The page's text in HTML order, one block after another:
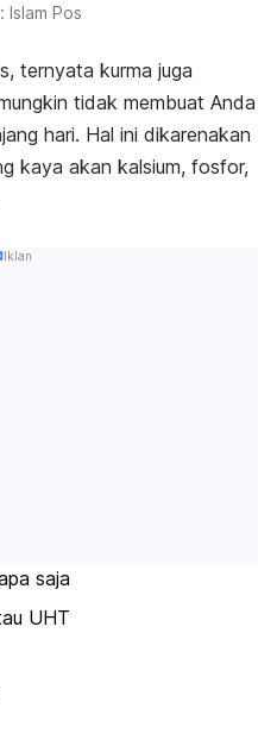
Islam Pos
ternyata kurma juga
tidak membuat Anda
hari. Hal ini dikarenakan
kaya akan kalsium, fosfor,
Iklan
saja
UHT